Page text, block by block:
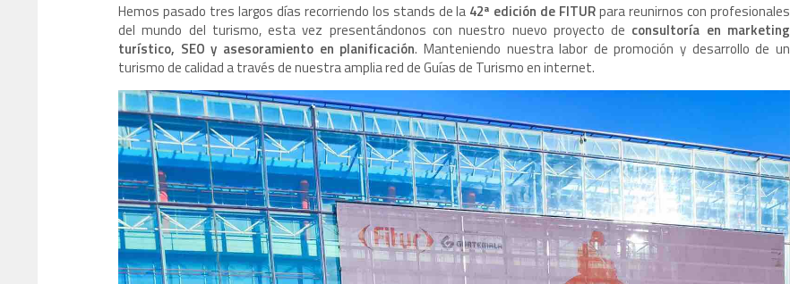
Hemos pasado tres largos días recorriendo los stands de la 42ª edición de FITURpara reunirnos con profesionales
del mundo del turismo, esta vez presentándonos con nuestro nuevo proyecto de consultoría en marketing
turístico, SEO y asesoramiento en planificación. Manteniendo nuestra labor de promoción y desarrollo de un
turismo de calidad a través de nuestra amplia red de Guías de Turismo en internet.